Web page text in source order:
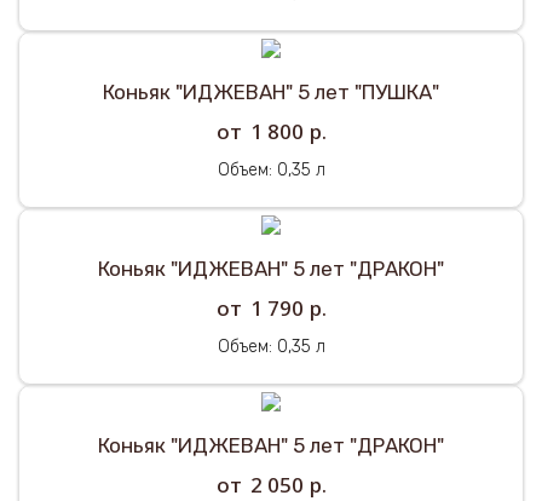
Коньяк "ИДЖЕВАН" 5 лет "ПУШКА"
1 800 р.
Объем: 0,35 л
Коньяк "ИДЖЕВАН" 5 лет "ДРАКОН"
1 790 р.
Объем: 0,35 л
Коньяк "ИДЖЕВАН" 5 лет "ДРАКОН"
2 050 р.